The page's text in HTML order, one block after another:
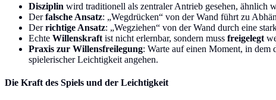
Disziplin wird traditionell als zentraler Antrieb gesehen, ähnlich
Derfalsche Ansatz: „Wegdrücken“ von der Wand führt zu
Derrichtige Ansatz: „Wegziehen“ von der Wand durch eine
Echte Willenskraft ist nicht erlernbar, sondern muss freigelegt
Praxis zur Willensfreilegung: Warte auf einen Moment, in
spielerischer Leichtigkeit angehen.
Die Kraft des Spiels und der Leichtigkeit